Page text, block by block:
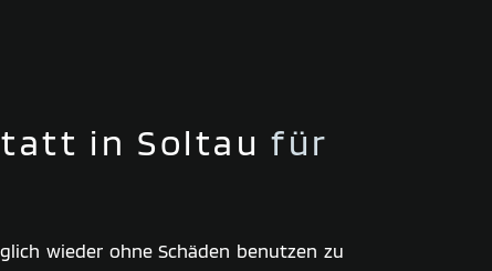
in Soltaufür
wieder ohne Schäden benutzen zu